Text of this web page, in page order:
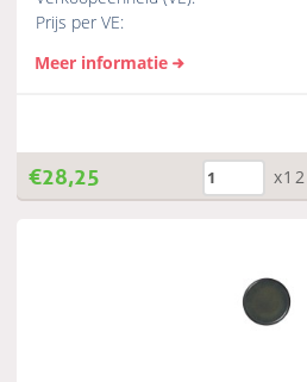
Prijs per VE:
Meer informatie
€28,25 x12